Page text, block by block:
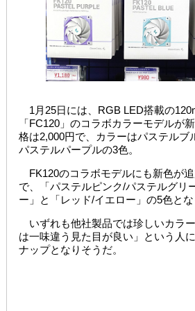
1月25日には、RGB LED搭載の
「FC120」のコラボカラーモデルが
格は2,000円で、カラーはパステルブ
パステルパープルの3色。
FK120のコラボモデルにも新色が
で、「パステルピンク/パステルグリ
ー」と「レッド/イエロー」の5色とな
いずれも他社製品では珍しいカラ
は一味違う見た目が良い」という人
ナップとなりそうだ。